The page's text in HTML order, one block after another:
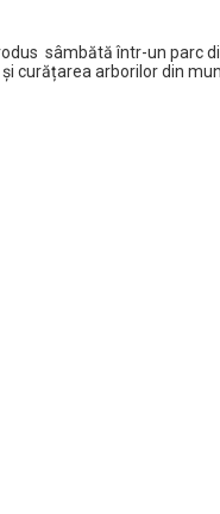
sâmbătă într-un parc
curățarea arborilor din